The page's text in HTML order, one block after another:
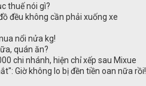
thuế nói gì?
đều không cần phải xuống xe
nổi nửa kg!
quán ăn?
chi nhánh, hiện chỉ xếp sau Mixue
Giờ không lo bị đền tiền oan nữa rồi!